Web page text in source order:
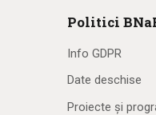
Politici
Info GDPR
Date deschise
Proiecte și